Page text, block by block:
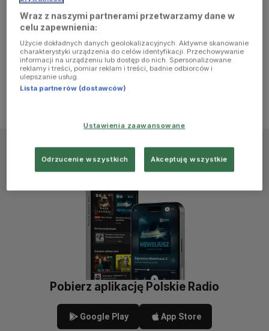
console for
more
information)
Pobierz aplikację Polskie Radio
Google Play App Store
Wraz z naszymi partnerami przetwarzamy dane w
celu zapewnienia:
Użycie dokładnych danych geolokalizacyjnych. Aktywne skanowanie
charakterystyki urządzenia do celów identyfikacji. Przechowywanie
informacji na urządzeniu lub dostęp do nich. Spersonalizowane
reklamy i treści, pomiar reklam i treści, badnie odbiorców i
ulepszanie usług.
Lista partnerów (dostawców)
Ustawienia zaawansowane
Odrzucenie wszystkich Akceptuję wszystkie